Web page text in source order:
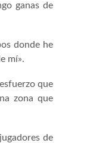
ganas de
donde he
mí».
que
zona que
de